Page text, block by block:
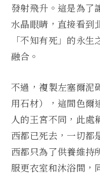
發射飛升。這是為了
水晶眼睛，直接看到
「不知有死」的永
融合。
不過，複製左塞爾泥
用石材），這間色爾
人的王宮不同，此處
西都已死去，一切都
西都只為了供養維持
服更衣室和沐浴間，